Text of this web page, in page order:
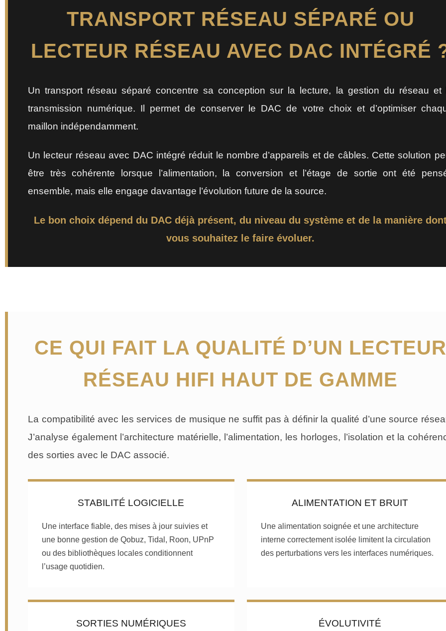
TRANSPORT RÉSEAU SÉPARÉ OU
LECTEUR RÉSEAU AVEC DAC INTÉGRÉ
Un transport réseau séparé concentre sa conception sur la lecture, la gestion du réseau et
transmission numérique. Il permet de conserver le DAC de votre choix et d’optimiser
maillon indépendamment.
Un lecteur réseau avec DAC intégré réduit le nombre d’appareils et de câbles. Cette solution
être très cohérente lorsque l’alimentation, la conversion et l’étage de sortie ont été
ensemble, mais elle engage davantage l’évolution future de la source.
Le bon choix dépend du DAC déjà présent, du niveau du système et de la manière
vous souhaitez le faire évoluer.
CE QUI FAIT LA QUALITÉ D’UN LECTEUR
RÉSEAU HIFI HAUT DE GAMME
La compatibilité avec les services de musique ne suffit pas à définir la qualité d’une source
J’analyse également l’architecture matérielle, l’alimentation, les horloges, l’isolation et la
des sorties avec le DAC associé.
STABILITÉ LOGICIELLE
Une interface fiable, des mises à jour suivies et
une bonne gestion de Qobuz, Tidal, Roon, UPnP
ou des bibliothèques locales conditionnent
l’usage quotidien.
ALIMENTATION ET BRUIT
Une alimentation soignée et une architecture
interne correctement isolée limitent la circulation
des perturbations vers les interfaces numériques.
SORTIES NUMÉRIQUES ÉVOLUTIVITÉ